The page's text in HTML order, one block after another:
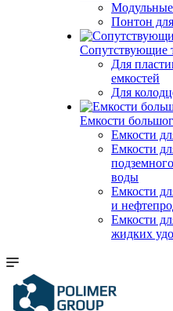
Понтон
Сопутствующие
Для
емкостей
Для
Емкости
Емкости
Емкости
воды
Емкости
и
Емкости
жидких